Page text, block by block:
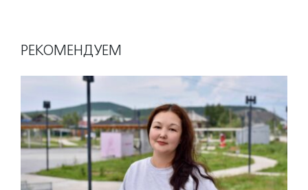
РЕКОМЕНДУЕМ